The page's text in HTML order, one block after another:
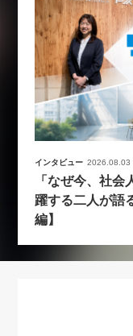
インタビュー 2026.08.03
「なぜ今、社
躍する二人が語
編】